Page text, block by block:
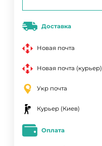
Доставка
Новая почта
Новая почта (курьер)
Укр почта
Курьер (Киев)
Оплата